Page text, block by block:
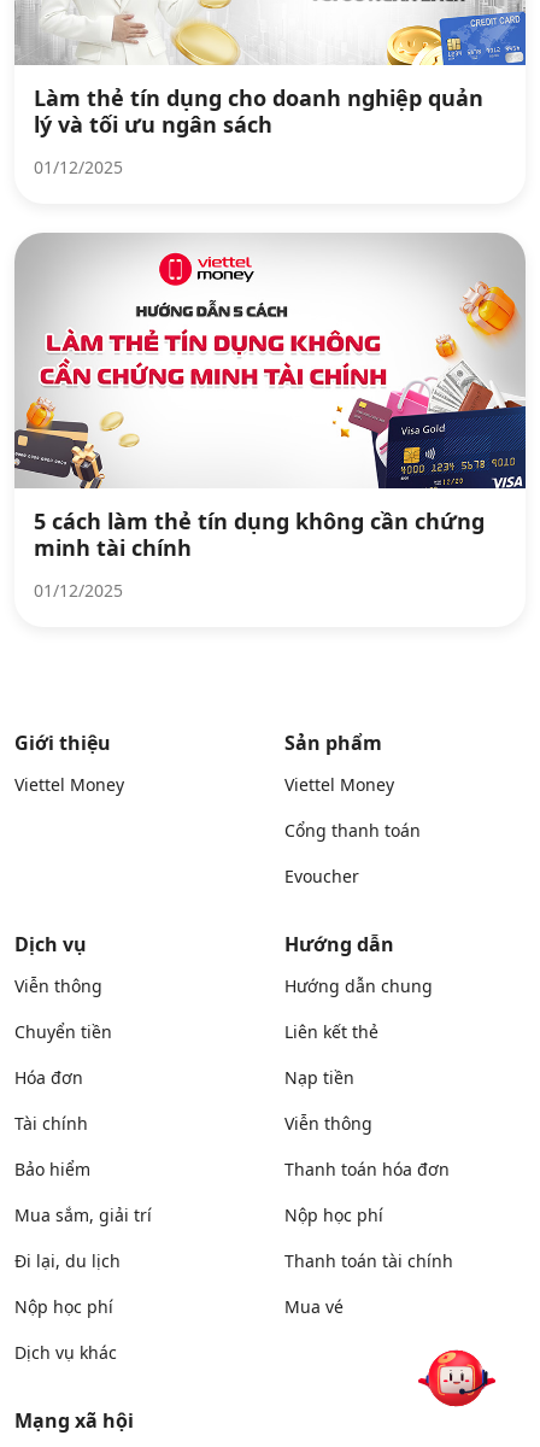
Làm thẻ tín dụng cho doanh nghiệp quản
lý và tối ưu ngân sách
01/12/2025
5 cách làm thẻ tín dụng không cần chứng
minh tài chính
01/12/2025
Giới thiệu
Viettel Money
Sản phẩm
Viettel Money
Cổng thanh toán
Evoucher
Dịch vụ
Viễn thông
Chuyển tiền
Hóa đơn
Tài chính
Bảo hiểm
Mua sắm, giải trí
Đi lại, du lịch
Nộp học phí
Dịch vụ khác
Hướng dẫn
Hướng dẫn chung
Liên kết thẻ
Nạp tiền
Viễn thông
Thanh toán hóa đơn
Nộp học phí
Thanh toán tài chính
Mua vé
Mạng xã hội